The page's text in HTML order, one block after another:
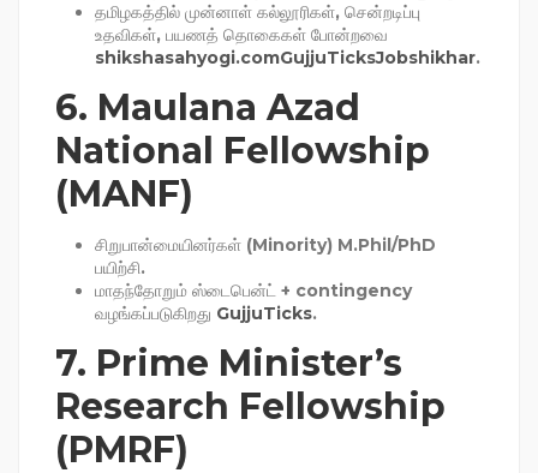
தமிழகத்தில் முன்னாள் கல்லூரிகள், சென்றடிப்பு
உதவிகள், பயணத் தொகைகள் போன்றவை
shikshasahyogi.comGujjuTicksJobshikhar.
6. Maulana Azad
National Fellowship
(MANF)
சிறுபான்மையினர்கள் (Minority) M.Phil/PhD
பயிற்சி.
மாதந்தோறும் ஸ்டைபென்ட் + contingency
வழங்கப்படுகிறது GujjuTicks.
7. Prime Minister’s
Research Fellowship
(PMRF)